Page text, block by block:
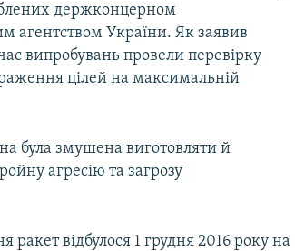
держконцерном
агентством України. Як заявив
випробувань провели перевірку
цілей на максимальній
була змушена виготовляти й
агресію та загрозу
відбулося 1 грудня 2016 року на